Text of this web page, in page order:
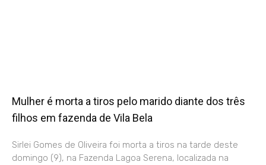
Mulher é morta a tiros pelo marido diante dos três
filhos em fazenda de Vila Bela
Sirlei Gomes de Oliveira foi morta a tiros na tarde deste
domingo (9), na Fazenda Lagoa Serena, localizada na